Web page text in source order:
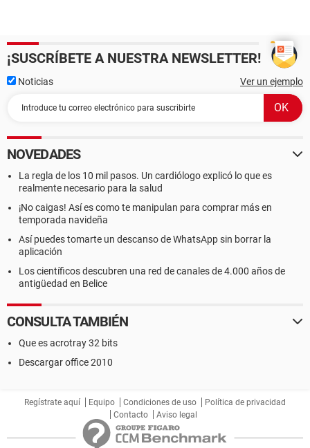
¡SUSCRÍBETE A NUESTRA NEWSLETTER!
Noticias Ver un ejemplo
NOVEDADES
La regla de los 10 mil pasos. Un cardiólogo explicó lo que es
realmente necesario para la salud
¡No caigas! Así es como te manipulan para comprar más en
temporada navideña
Así puedes tomarte un descanso de WhatsApp sin borrar la
aplicación
Los científicos descubren una red de canales de 4.000 años de
antigüedad en Belice
CONSULTA TAMBIÉN
Que es acrotray 32 bits
Descargar office 2010
Regístrate aquí Equipo Condiciones de uso
Política de privacidad
Contacto
Aviso legal